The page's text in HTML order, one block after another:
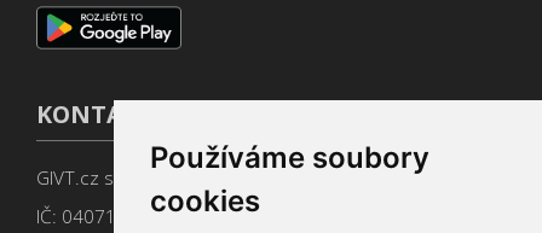
Používáme soubory
cookies
KONTAKT
GIVT.cz s. r. o., Dolní nám. 16, 779 00 Olomouc
IČ: 04071433